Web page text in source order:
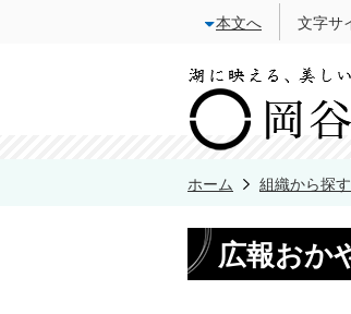
本文へ 文字サ
ホーム 組織から探す
広報おか